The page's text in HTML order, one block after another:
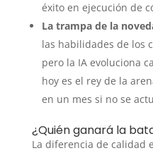
éxito en ejecución de
La trampa de la
las habilidades de los
pero la IA evoluciona
hoy es el rey de la
en un mes si no se
¿Quién ganará la
La diferencia de calidad